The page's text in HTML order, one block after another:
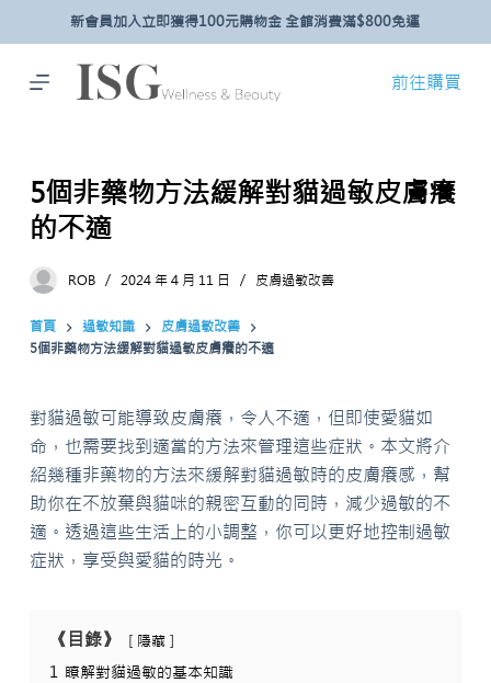
主
新會員加入立即獲得100元購物金 全館消費滿$800免運
前往購買
5個非藥物方法緩解對貓過敏皮膚癢
的不適
ROB 2024 年 4 月 11 日 皮膚過敏改善
首頁 過敏知識
皮膚過敏改善
5個非藥物方法緩解對貓過敏皮膚癢的不適
對貓過敏可能導致皮膚癢，令人不適，但即使愛貓如
命，也需要找到適當的方法來管理這些症狀。本文將介
紹幾種非藥物的方法來緩解對貓過敏時的皮膚癢感，幫
助你在不放棄與貓咪的親密互動的同時，減少過敏的不
適。透過這些生活上的小調整，你可以更好地控制過敏
症狀，享受與愛貓的時光。
《目錄》 隱藏
1 瞭解對貓過敏的基本知識